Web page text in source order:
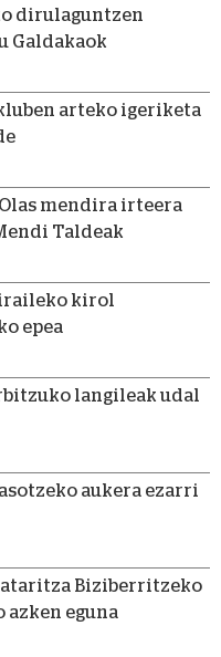
dirulaguntzen
Galdakaok
arteko igeriketa
mendira irteera
Taldeak
iraileko kirol
epea
langileak udal
aukera ezarri
Biziberritzeko
azken eguna